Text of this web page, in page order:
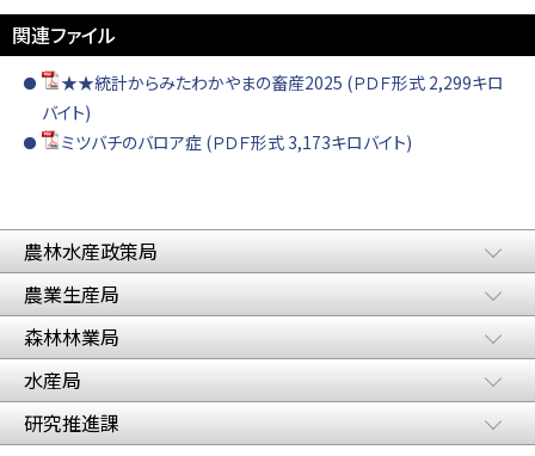
関連ファイル
★★統計からみたわかやまの畜産2025 (ＰＤＦ形式 2,299キロ
バイト)
ミツバチのバロア症 (ＰＤＦ形式 3,173キロバイト)
農林水産政策局
農業生産局
森林林業局
水産局
研究推進課